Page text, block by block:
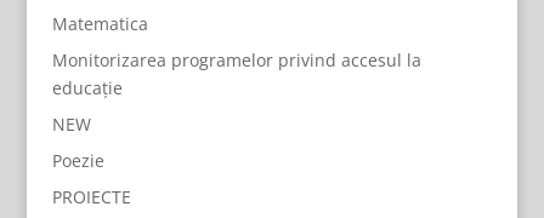
Matematica
Monitorizarea programelor privind accesul la
educație
NEW
Poezie
PROIECTE